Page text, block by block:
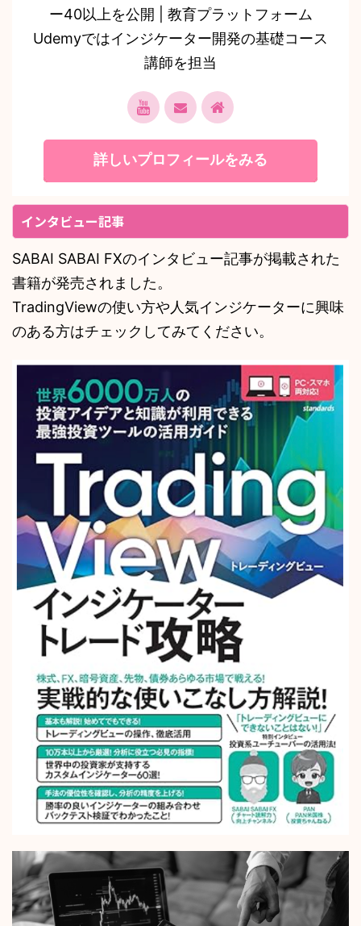
ー40以上を公開 | 教育プラットフォーム
Udemyではインジケーター開発の基礎コース
講師を担当
詳しいプロフィールをみる
インタビュー記事
SABAI SABAI FXのインタビュー記事が掲載された
書籍が発売されました。
TradingViewの使い方や人気インジケーターに興味
のある方はチェックしてみてください。